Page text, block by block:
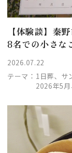
【体験談】秦
8名での小さな
2026.07.22
テーマ： 1日葬、サ
2026年5